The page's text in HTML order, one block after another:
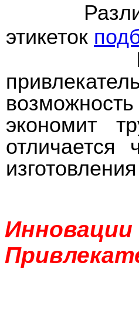
этикеток
IML-
экономит
отличается